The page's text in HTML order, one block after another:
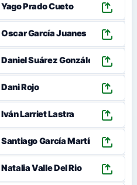
Yago Prado Cueto
Oscar García Juanes
Daniel Suárez González
Dani Rojo
Iván Larriet Lastra
Santiago García Martínez
Natalia Valle Del Rio